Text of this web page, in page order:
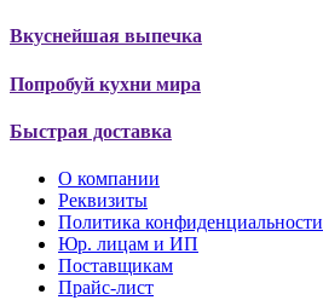
Вкуснейшая выпечка
Попробуй кухни мира
Быстрая доставка
О компании
Реквизиты
Политика конфиденциальности
Юр. лицам и ИП
Поставщикам
Прайс-лист